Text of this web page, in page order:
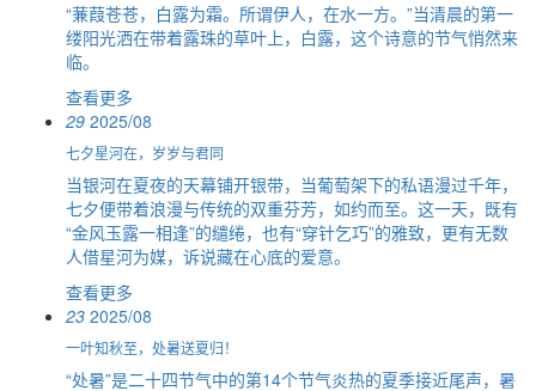
“蒹葭苍苍，白露为霜。所谓伊人，在水一方。”当清晨的第一
缕阳光洒在带着露珠的草叶上，白露，这个诗意的节气悄然来
临。
查看更多
29 2025/08
七夕星河在，岁岁与君同
当银河在夏夜的天幕铺开银带，当葡萄架下的私语漫过千年，
七夕便带着浪漫与传统的双重芬芳，如约而至。这一天，既有
“金风玉露一相逢”的缱绻，也有“穿针乞巧”的雅致，更有无数
人借星河为媒，诉说藏在心底的爱意。
查看更多
23 2025/08
一叶知秋至，处暑送夏归！
“处暑”是二十四节气中的第14个节气炎热的夏季接近尾声，暑